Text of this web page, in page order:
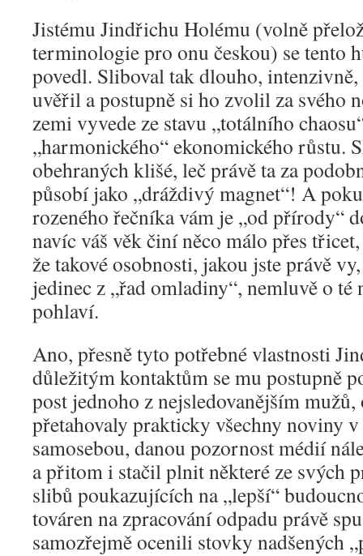
Jistému Jindřichu Holému (volně
terminologie pro onu českou) se tento
povedl. Sliboval tak dlouho,
uvěřil a postupně si ho zvolil za svého
zemi vyvede ze stavu „totálního
„harmonického“ ekonomického růstu.
obehraných klišé, leč právě ta za
působí jako „dráždivý magnet“! A
rozeného řečníka vám je „od přírody“
navíc váš věk činí něco málo přes
že takové osobnosti, jakou jste právě
jedinec z „řad omladiny“, nemluvě o té
pohlaví.
Ano, přesně tyto potřebné vlastnosti
důležitým kontaktům se mu postupně
post jednoho z nejsledovanějším mužů,
přetahovaly prakticky všechny noviny
samosebou, danou pozornost médií
a přitom i stačil plnit některé ze svých
slibů poukazujících na „lepší“
továren na zpracování odpadu právě
samozřejmě ocenili stovky nadšených